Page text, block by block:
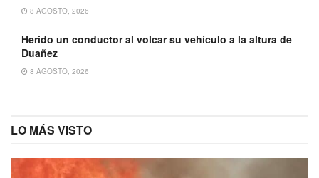
8 AGOSTO, 2026
Herido un conductor al volcar su vehículo a la altura de
Duañez
8 AGOSTO, 2026
LO MÁS VISTO